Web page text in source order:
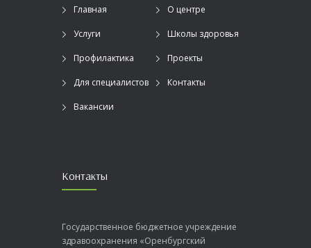
Главная О центре
Услуги Школы здоровья
Профилактика Проекты
Для специалистов Контакты
Вакансии
Контакты
Государственное бюджетное учреждение
здравоохранения «Оренбургский